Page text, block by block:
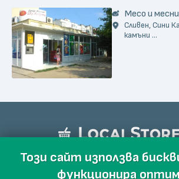
Месо и
Сливен, Сини
камъни ...
Този сайт използва
функционира